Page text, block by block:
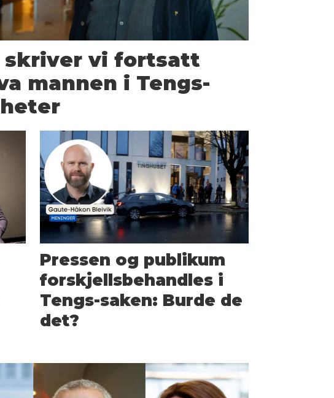
skriver vi fortsatt
mannen i Tengs-
Pressen og publikum
forskjells­behandles i
Tengs-saken: Burde de
det?